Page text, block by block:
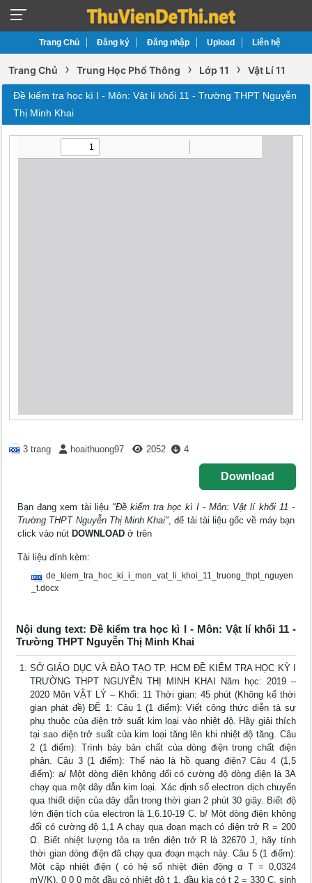
Trang Chủ Đăng ký Đăng nhập Upload Liên hệ
Trang Chủ › Trung Học Phổ Thông › Lớp 11 › Vật Lí 11
Đề kiểm tra học kì I - Môn: Vật lí khối 11 - Trường THPT Nguyễn
Thị Minh Khai
3 trang hoaithuong97 2052 4
Download
Bạn đang xem tài liệu "Đề kiểm tra học kì I - Môn: Vật lí khối 11 -
Trường THPT Nguyễn Thị Minh Khai", để tải tài liệu gốc về máy bạn
click vào nút DOWNLOAD ở trên
Tài liệu đính kèm:
de_kiem_tra_hoc_ki_i_mon_vat_li_khoi_11_truong_thpt_nguyen
_t.docx
Nội dung text: Đề kiểm tra học kì I - Môn: Vật lí khối 11 -
Trường THPT Nguyễn Thị Minh Khai
SỞ GIÁO DỤC VÀ ĐÀO TẠO TP. HCM ĐỀ KIỂM TRA HỌC KỲ I
TRƯỜNG THPT NGUYỄN THỊ MINH KHAI Năm học: 2019 –
2020 Môn VẬT LÝ – Khối: 11 Thời gian: 45 phút (Không kể thời
gian phát đề) ĐỀ 1: Câu 1 (1 điểm): Viết công thức diễn tả sự
phụ thuộc của điện trở suất kim loại vào nhiệt độ. Hãy giải thích
tại sao điện trở suất của kim loại tăng lên khi nhiệt độ tăng. Câu
2 (1 điểm): Trình bày bản chất của dòng điện trong chất điện
phân. Câu 3 (1 điểm): Thế nào là hồ quang điện? Câu 4 (1,5
điểm): a/ Một dòng điện không đổi có cường độ dòng điện là 3A
chạy qua một dây dẫn kim loại. Xác định số electron dịch chuyển
qua thiết diện của dây dẫn trong thời gian 2 phút 30 giây. Biết độ
lớn điện tích của electron là 1,6.10-19 C. b/ Một dòng điện không
đổi có cường độ 1,1 A chạy qua đoạn mạch có điện trở R = 200
Ω. Biết nhiệt lượng tỏa ra trên điện trở R là 32670 J, hãy tính
thời gian dòng điện đã chạy qua đoạn mạch này. Câu 5 (1 điểm):
Một cặp nhiệt điện ( có hệ số nhiệt điện động α T = 0,0324
mV/K), 0 0 0 một đầu có nhiệt độ t 1, đầu kia có t 2 = 330 C, sinh